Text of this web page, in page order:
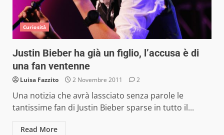
Curiosità
Justin Bieber ha già un figlio, l’accusa è di
una fan ventenne
Luisa Fazzito 2 Novembre 2011 2
Una notizia che avrà lassciato senza parole le
tantissime fan di Justin Bieber sparse in tutto il...
Read More